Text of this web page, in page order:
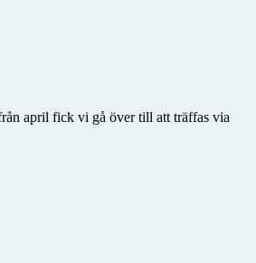
april fick vi gå över till att träffas via